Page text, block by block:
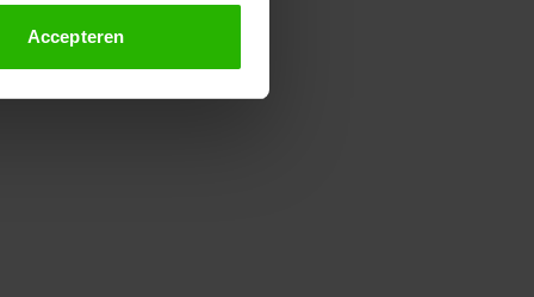
altijd wijzigen of
Accepteren